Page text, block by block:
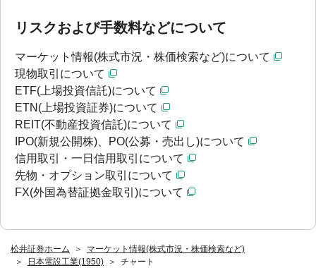
松井証券ホーム
マーケット情報(株式市況・株価検索など)
日本電設工業(1950)
チャート
リスクおよび手数料などについて
マーケット情報(株式市況・株価検索など)について
現物取引について
ETF(上場投資信託)について
ETN(上場投資証券)について
REIT(不動産投資信託)について
IPO(新規公開株)、PO(公募・売出し)について
信用取引・一日信用取引について
先物・オプション取引について
FX(外国為替証拠金取引)について